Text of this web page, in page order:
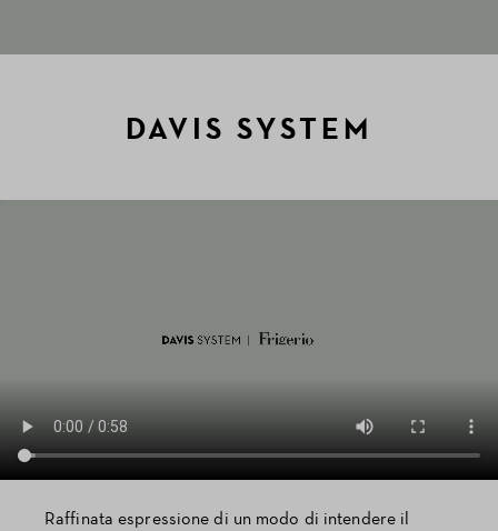
DAVIS SYSTEM
Raffinata espressione di un modo di intendere il